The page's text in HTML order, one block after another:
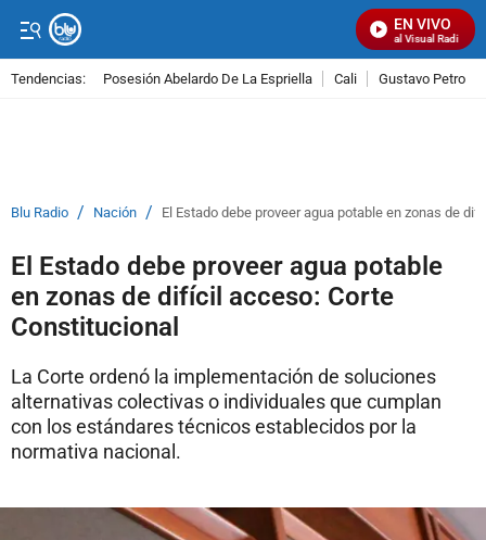
EN VIVO
Señal Visual Radio
Tendencias: Posesión Abelardo De La Espriella Cali Gustavo Petro
Blu Radio / Nación / El Estado debe proveer agua potable en zonas de
El Estado debe proveer agua potable
en zonas de difícil acceso: Corte
Constitucional
La Corte ordenó la implementación de soluciones
alternativas colectivas o individuales que cumplan
con los estándares técnicos establecidos por la
normativa nacional.